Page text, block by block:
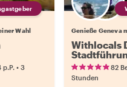
Wahl
p.P. • 3
Genieße Geneva
Withlocals
82
Stunden